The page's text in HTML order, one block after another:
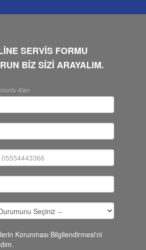
SERVİS FORMU
BİZ SİZİ ARAYALIM.
Alan
Korunması Bilgilendirmesi'ni